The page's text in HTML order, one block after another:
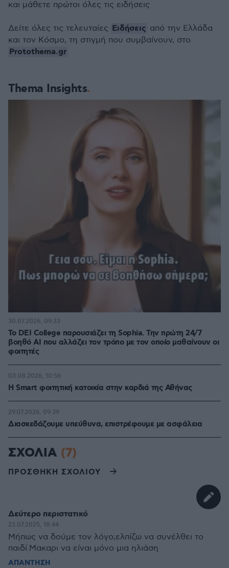
Thema Insights
Το DEI College παρουσιάζει τη Sophia. Την πρώτη 24/7
βοηθό AI που αλλάζει τον τρόπο με τον οποίο μαθαίνουν οι
φοιτητές
30.07.2026, 09:33
Η Smart φοιτητική κατοικία στην καρδιά της Αθήνας
03.08.2026, 10:56
Διασκεδάζουμε υπεύθυνα, επιστρέφουμε με ασφάλεια
29.07.2026, 09:39
και μάθετε πρώτοι όλες τις ειδήσεις
Δείτε όλες τις τελευταίες Ειδήσεις από την Ελλάδα
και τον Κόσμο, τη στιγμή που συμβαίνουν, στο
Protothema.gr
ΣΧΟΛΙΑ (7)
ΠΡΟΣΘΗΚΗ ΣΧΟΛΙΟΥ
Δεύτερο περιστατικό
23.07.2025, 18:44
Μήπως να δούμε τον λόγο;ελπίζω να συνέλθει το
παιδί.Μακαρι να είναι μόνο μια ηλιάση
ΑΠΑΝΤΗΣΗ